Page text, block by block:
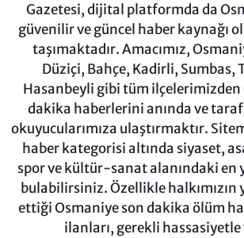
Gazetesi, dijital platformda da
güvenilir ve güncel haber kaynağı
taşımaktadır. Amacımız,
Düziçi, Bahçe, Kadirli, Sumbas,
Hasanbeyli gibi tüm ilçelerimizden
dakika haberlerini anında ve
okuyucularımıza ulaştırmaktır.
haber kategorisi altında siyaset,
spor ve kültür-sanat alanındaki en
bulabilirsiniz. Özellikle halkımızın
ettiği Osmaniye son dakika ölüm
ilanları, gerekli hassasiyetle